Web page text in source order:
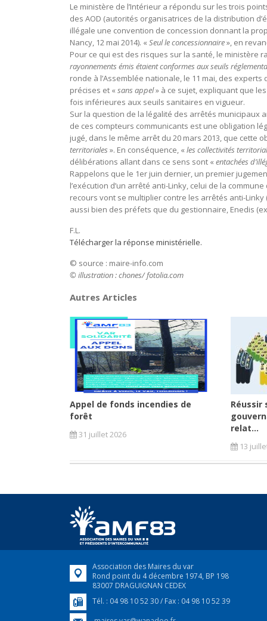
Le ministère de l’Intérieur a répondu sur les trois
des AOD (autorités organisatrices de la distribution
illégale une convention de concession donnant la
Nancy, 12 mai 2014). « Seul le concessionnaire», en
Pour ce qui est des risques sur la santé, le ministère
rayonnements émis étaient conformes aux seuils
ronde à l’Assemblée nationale, le 11 mai, des
précises et « sans appel» à ce sujet, expliquant que
fois inférieures aux seuils sanitaires en vigueur.
Sur la question de la légalité des arrêtés municipaux
de ces compteurs communicants est une obligation
jugé, dans le même arrêt du 20 mars 2013, que cette
territoriales ». En conséquence, « les collectivités
délibérations allant dans ce sens sont « entachées
Rappelons que le 1er juin dernier, un premier
l’exécution d’un arrêté anti-Linky, celui de la
recours vont se multiplier contre les arrêtés anti-
aussi bien des préfets que du gestionnaire, Enedis (ex-
F.L.
Télécharger la réponse ministérielle.
© source : maire-info.com
© illustration : chones/ fotolia.com
Autres Articles
Appel de fonds incendies de
forêt
31 juillet 2026
Réussir
relat...
13
Association des Maires du var
Rond point du 4 décembre 1974, BP 198
83007 DRAGUIGNAN CEDEX
Tél. : 04 98 10 52 30 / Fax : 04 98 10 52 39